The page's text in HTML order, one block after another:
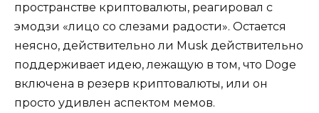
пространстве криптовалюты, реагировал с
эмодзи «лицо со слезами радости». Остается
неясно, действительно ли Musk действительно
поддерживает идею, лежащую в том, что Doge
включена в резерв криптовалюты, или он
просто удивлен аспектом мемов.